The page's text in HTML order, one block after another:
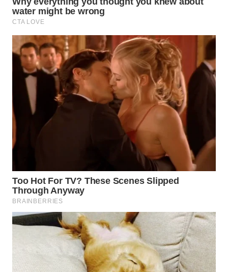
WN
SIMALUNGUN
WN
LABUHANBATU
WN
TAPANULI
TENGAH
WN DELI
TEBING
TINGGI
WN
PAKPAK
WN
KARAWANG